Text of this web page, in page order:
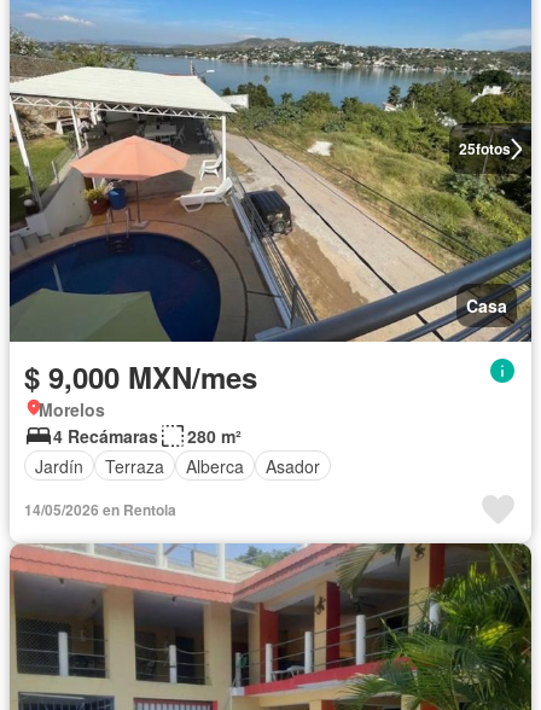
25fotos
Casa
$ 9,000 MXN/mes
Morelos
4 Recámaras
280 m²
Jardín
Terraza Alberca Asador
14/05/2026 en Rentola